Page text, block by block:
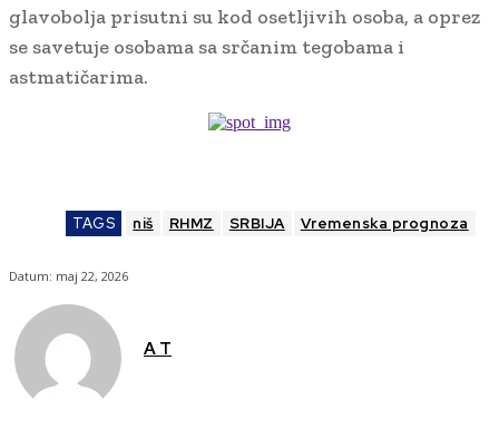
glavobolja prisutni su kod osetljivih osoba, a oprez
se savetuje osobama sa srčanim tegobama i
astmatičarima.
TAGS niš RHMZ SRBIJA Vremenska prognoza
Datum: maj 22, 2026
A T